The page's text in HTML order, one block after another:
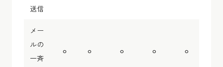
送信
メー
ルの
一斉
⚪︎ ⚪︎ ⚪︎ ⚪︎ ⚪︎